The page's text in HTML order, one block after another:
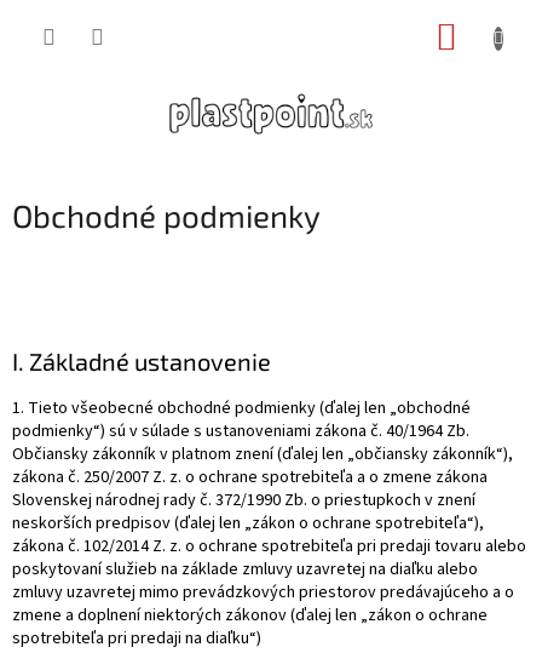
Obchodné podmienky
I. Základné ustanovenie
1. Tieto všeobecné obchodné podmienky (ďalej len „obchodné
podmienky“) sú v súlade s ustanoveniami zákona č. 40/1964 Zb.
Občiansky zákonník v platnom znení (ďalej len „občiansky zákonník“),
zákona č. 250/2007 Z. z. o ochrane spotrebiteľa a o zmene zákona
Slovenskej národnej rady č. 372/1990 Zb. o priestupkoch v znení
neskorších predpisov (ďalej len „zákon o ochrane spotrebiteľa“),
zákona č. 102/2014 Z. z. o ochrane spotrebiteľa pri predaji tovaru alebo
poskytovaní služieb na základe zmluvy uzavretej na diaľku alebo
zmluvy uzavretej mimo prevádzkových priestorov predávajúceho a o
zmene a doplnení niektorých zákonov (ďalej len „zákon o ochrane
spotrebiteľa pri predaji na diaľku“)